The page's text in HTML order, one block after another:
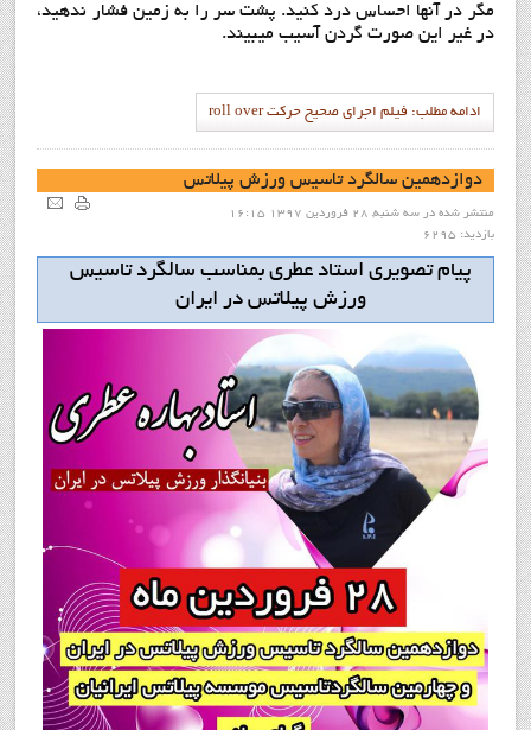
مگر در آنها احساس درد کنید. پشت سر را به زمین فشار ندهید،
در غیر این صورت گردن آسیب میبیند.
ادامه مطلب: فيلم اجراي صحيح حرکت roll over
دوازدهمين سالگرد تاسيس ورزش پيلاتس
منتشر شده در سه شنبه, 28 فروردين 1397 16:15
بازدید: 6295
پيام تصويري استاد عطري بمناسب سالگرد تاسيس
ورزش پيلاتس در ايران